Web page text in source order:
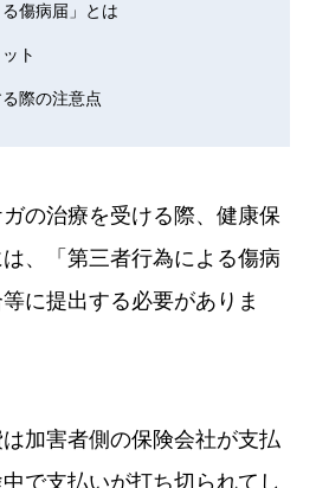
る傷病届」とは
ト
際の注意点
の治療を受ける際、健康保
、「第三者行為による傷病
に提出する必要がありま
加害者側の保険会社が支払
で支払いが打ち切られてし